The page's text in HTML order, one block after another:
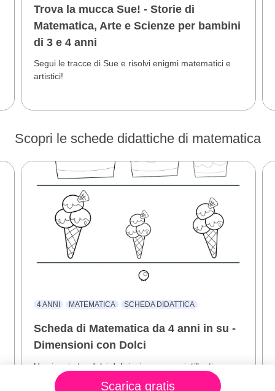
Trova la mucca Sue! - Storie di
Matematica, Arte e Scienze per bambini
di 3 e 4 anni
Segui le tracce di Sue e risolvi enigmi matematici e
artistici!
Scopri le schede didattiche di matematica
4 ANNI MATEMATICA SCHEDA DIDATTICA
Scheda di Matematica da 4 anni in su -
Dimensioni con Dolci
Un viaggio tra dolci deliziosi, corone scintillanti e
gelati rinfrescanti per esplorare il mondo delle...
Scarica gratis